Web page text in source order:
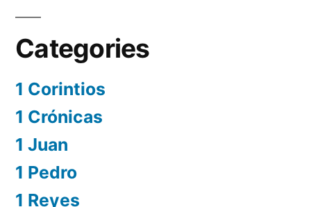
Categories
1 Corintios
1 Crónicas
1 Juan
1 Pedro
1 Reyes